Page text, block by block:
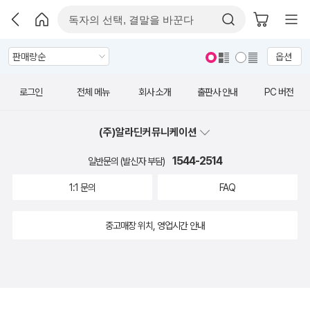
옵션
로그인 전체 메뉴 회사 소개 출판사 안내 PC 버전
(주)알라딘커뮤니케이션
일반문의 (발신자 부담) 1544-2514
1:1 문의 FAQ
중고매장 위치, 영업시간 안내